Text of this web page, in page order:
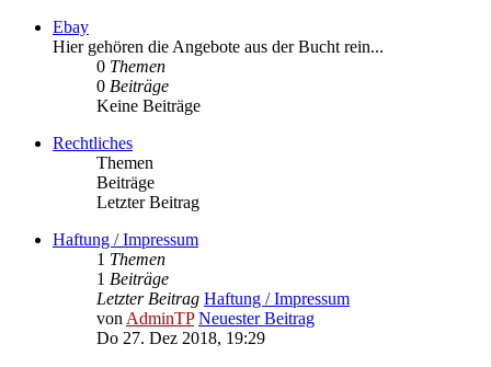
Ebay
Hier gehören die Angebote aus der Bucht rein...
0 Themen
0 Beiträge
Keine Beiträge
Rechtliches
Themen
Beiträge
Letzter Beitrag
Haftung / Impressum
1 Themen
1 Beiträge
Letzter Beitrag Haftung / Impressum
von AdminTP Neuester Beitrag
Do 27. Dez 2018, 19:29